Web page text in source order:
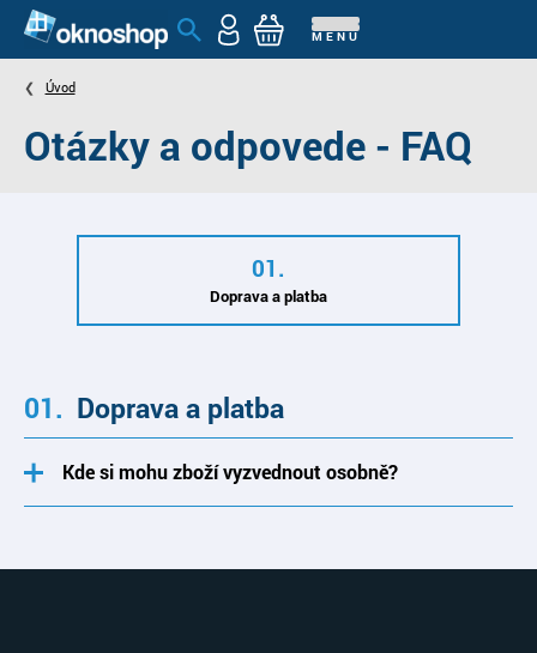
MENU
Úvod
Otázky a odpovede - FAQ
Doprava a platba
Doprava a platba
Kde si mohu zboží vyzvednout osobně?